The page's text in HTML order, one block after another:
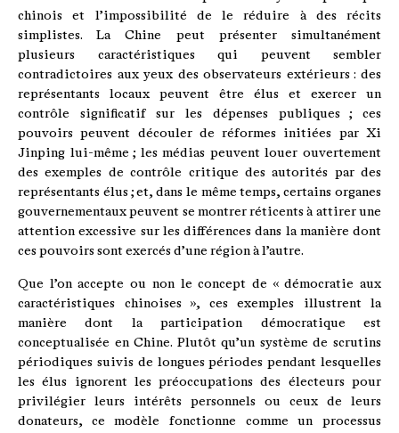
chinois et l’impossibilité de le réduire à des récits
simplistes. La Chine peut présenter simultanément
plusieurs caractéristiques qui peuvent sembler
contradictoires aux yeux des observateurs extérieurs : des
représentants locaux peuvent être élus et exercer un
contrôle significatif sur les dépenses publiques ; ces
pouvoirs peuvent découler de réformes initiées par Xi
Jinping lui-même ; les médias peuvent louer ouvertement
des exemples de contrôle critique des autorités par des
représentants élus ; et, dans le même temps, certains organes
gouvernementaux peuvent se montrer réticents à attirer une
attention excessive sur les différences dans la manière dont
ces pouvoirs sont exercés d’une région à l’autre.
Que l’on accepte ou non le concept de « démocratie aux
caractéristiques chinoises », ces exemples illustrent la
manière dont la participation démocratique est
conceptualisée en Chine. Plutôt qu’un système de scrutins
périodiques suivis de longues périodes pendant lesquelles
les élus ignorent les préoccupations des électeurs pour
privilégier leurs intérêts personnels ou ceux de leurs
donateurs, ce modèle fonctionne comme un processus